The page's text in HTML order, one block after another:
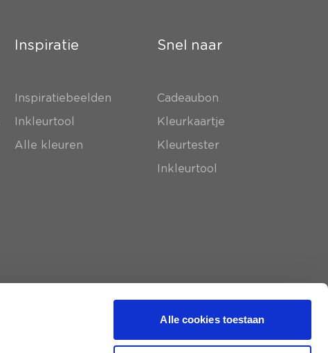
Alle cookies toestaan
Inspiratie
Inspiratiebeelden
Inkleurtool
Alle kleuren
Snel naar
Cadeaubon
Kleurkaartje
Kleurtester
Inkleurtool